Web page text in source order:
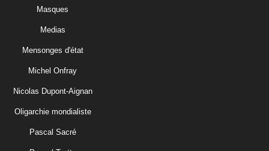
Masques
Medias
Mensonges d'état
Michel Onfray
Nicolas Dupont-Aignan
Oligarchie mondialiste
Pascal Sacré